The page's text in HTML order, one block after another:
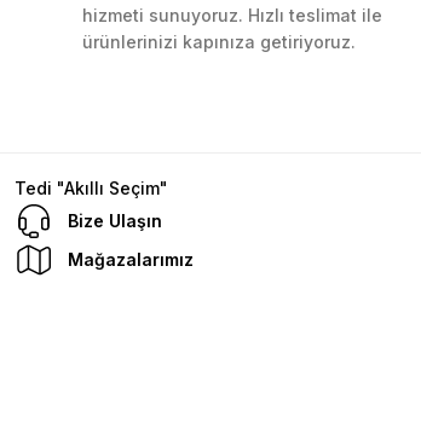
Çok güzel bir site
Mustafa Orhan | 25/07/2024
hizmeti sunuyoruz. Hızlı teslimat ile
ürünlerinizi kapınıza getiriyoruz.
Tedi "Akıllı Seçim"
Bize Ulaşın
Mağazalarımız